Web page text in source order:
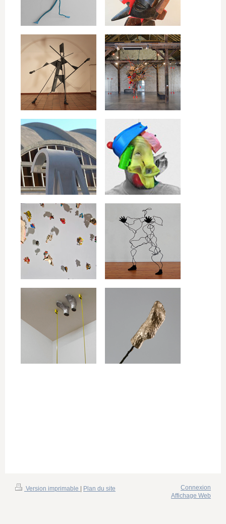
Version imprimable Plan du site
Connexion
Affichage Web